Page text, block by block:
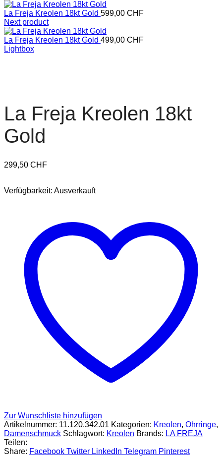
La Freja Kreolen 18kt Gold 599,00 CHF
Next product
La Freja Kreolen 18kt Gold 499,00 CHF
Lightbox
La Freja Kreolen 18kt
Gold
299,50 CHF
Verfügbarkeit: Ausverkauft
Zur Wunschliste hinzufügen
Artikelnummer: 11.120.342.01 Kategorien: Kreolen, Ohrringe,
Damenschmuck Schlagwort: Kreolen Brands: LA FREJA
Teilen:
Share: Facebook Twitter LinkedIn Telegram Pinterest